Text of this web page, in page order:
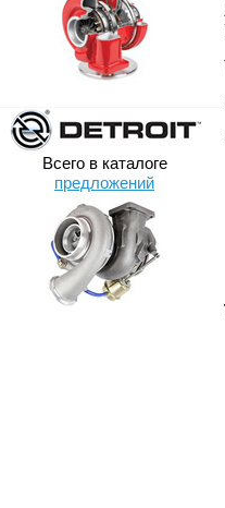
Всего в каталоге
предложений